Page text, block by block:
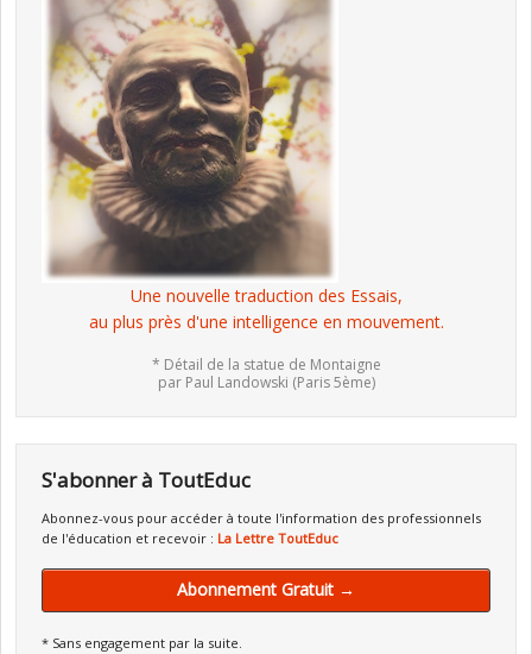
Une nouvelle traduction des Essais,
au plus près d'une intelligence en mouvement.
* Détail de la statue de Montaigne
par Paul Landowski (Paris 5ème)
S'abonner à ToutEduc
Abonnez-vous pour accéder à toute l'information des professionnels
de l'éducation et recevoir : La Lettre ToutEduc
Abonnement Gratuit →
* Sans engagement par la suite.